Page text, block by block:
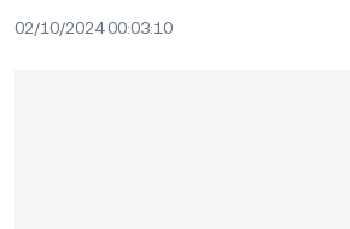
02/10/2024 00:03:10